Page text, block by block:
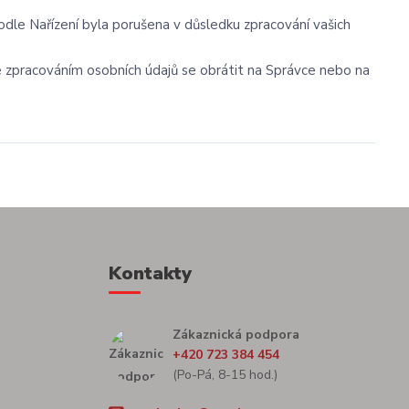
Nařízení byla porušena v důsledku zpracování vašich
osobních údajů se obrátit na Správce nebo na
Kontakty
Zákaznická podpora
+420 723 384 454
(Po-Pá, 8-15 hod.)